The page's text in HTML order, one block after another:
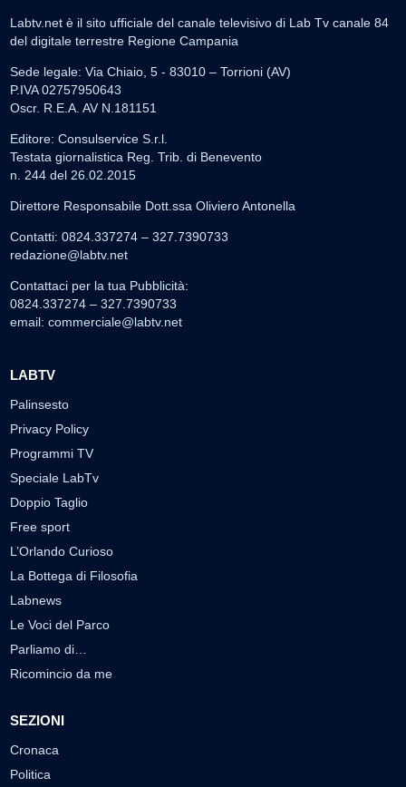
Labtv.net è il sito ufficiale del canale televisivo di Lab Tv canale 84
del digitale terrestre Regione Campania
Sede legale: Via Chiaio, 5 - 83010 – Torrioni (AV)
P.IVA 02757950643
Oscr. R.E.A. AV N.181151
Editore: Consulservice S.r.l.
Testata giornalistica Reg. Trib. di Benevento
n. 244 del 26.02.2015
Direttore Responsabile Dott.ssa Oliviero Antonella
Contatti: 0824.337274 – 327.7390733
redazione@labtv.net
Contattaci per la tua Pubblicità:
0824.337274 – 327.7390733
email: commerciale@labtv.net
LABTV
Palinsesto
Privacy Policy
Programmi TV
Speciale LabTv
Doppio Taglio
Free sport
L’Orlando Curioso
La Bottega di Filosofia
Labnews
Le Voci del Parco
Parliamo di…
Ricomincio da me
SEZIONI
Cronaca
Politica